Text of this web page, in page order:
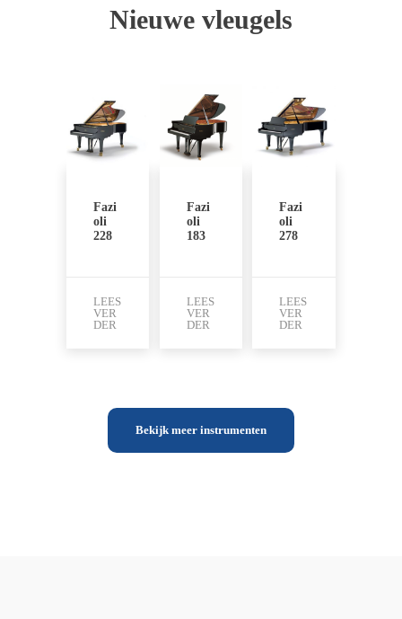
Nieuwe vleugels
Fazi
oli
228
LEES
VER
DER
Fazi
oli
183
LEES
VER
DER
Fazi
oli
278
LEES
VER
DER
Bekijk meer instrumenten